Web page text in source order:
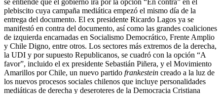
plebiscito cuya campaña mediática empezó el mismo día de la
entrega del documento. El ex presidente Ricardo Lagos ya se
manifestó en contra del documento, así como las grandes coaliciones
de izquierda encarnadas en Socialismo Democrático, Frente Amplio
y Chile Digno, entre otros. Los sectores más extremos de la derecha,
la UDI y por supuesto Republicanos, se cuadró con la opción “A
favor”, incluido el ex presidente Sebastián Piñera, y el Movimiento
Amarillos por Chile, un nuevo partido frankestein creado a la luz de
los nuevos procesos sociales chilenos que incluye personalidades
mediáticas de derecha y deseroteres de la Democracia Cristiana